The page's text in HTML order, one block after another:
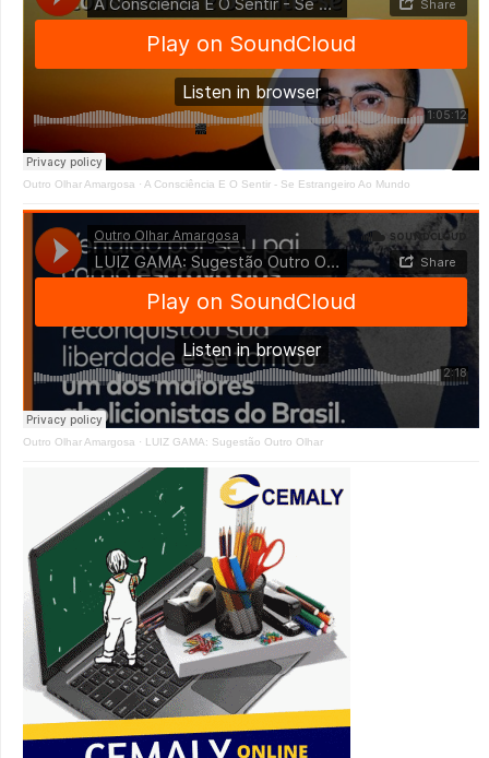
Outro Olhar Amargosa · A Consciência E O Sentir - Se Estrangeiro Ao Mundo
Outro Olhar Amargosa · LUIZ GAMA: Sugestão Outro Olhar